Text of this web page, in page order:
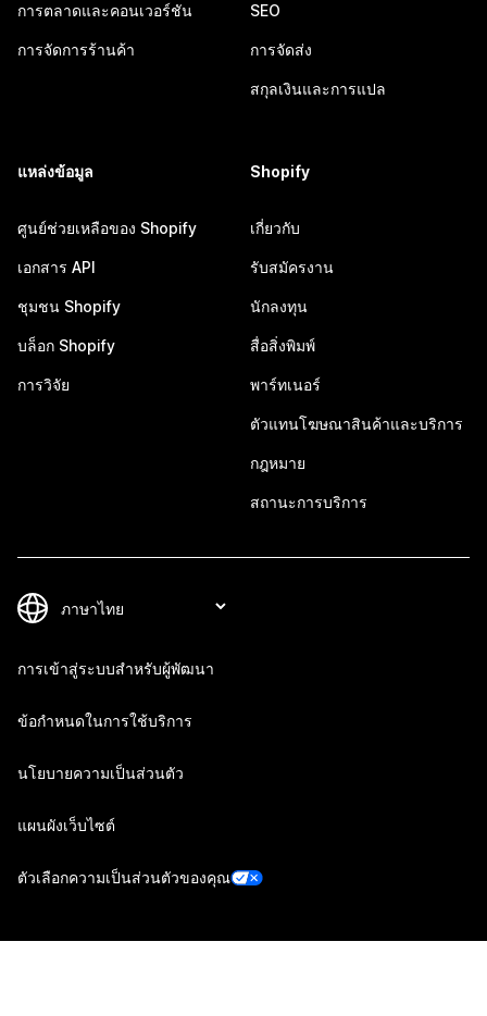
การตลาดและคอนเวอร์ชัน
การจัดการร้านค้า
SEO
การจัดส่ง
สกุลเงินและการแปล
แหล่งข้อมูล
ศูนย์ช่วยเหลือของ Shopify
เอกสาร API
ชุมชน Shopify
บล็อก Shopify
การวิจัย
Shopify
เกี่ยวกับ
รับสมัครงาน
นักลงทุน
สื่อสิ่งพิมพ์
พาร์ทเนอร์
ตัวแทนโฆษณาสินค้าและบริการ
กฎหมาย
สถานะการบริการ
การเข้าสู่ระบบสำหรับผู้พัฒนา
ข้อกำหนดในการใช้บริการ
นโยบายความเป็นส่วนตัว
แผนผังเว็บไซต์
ตัวเลือกความเป็นส่วนตัวของคุณ